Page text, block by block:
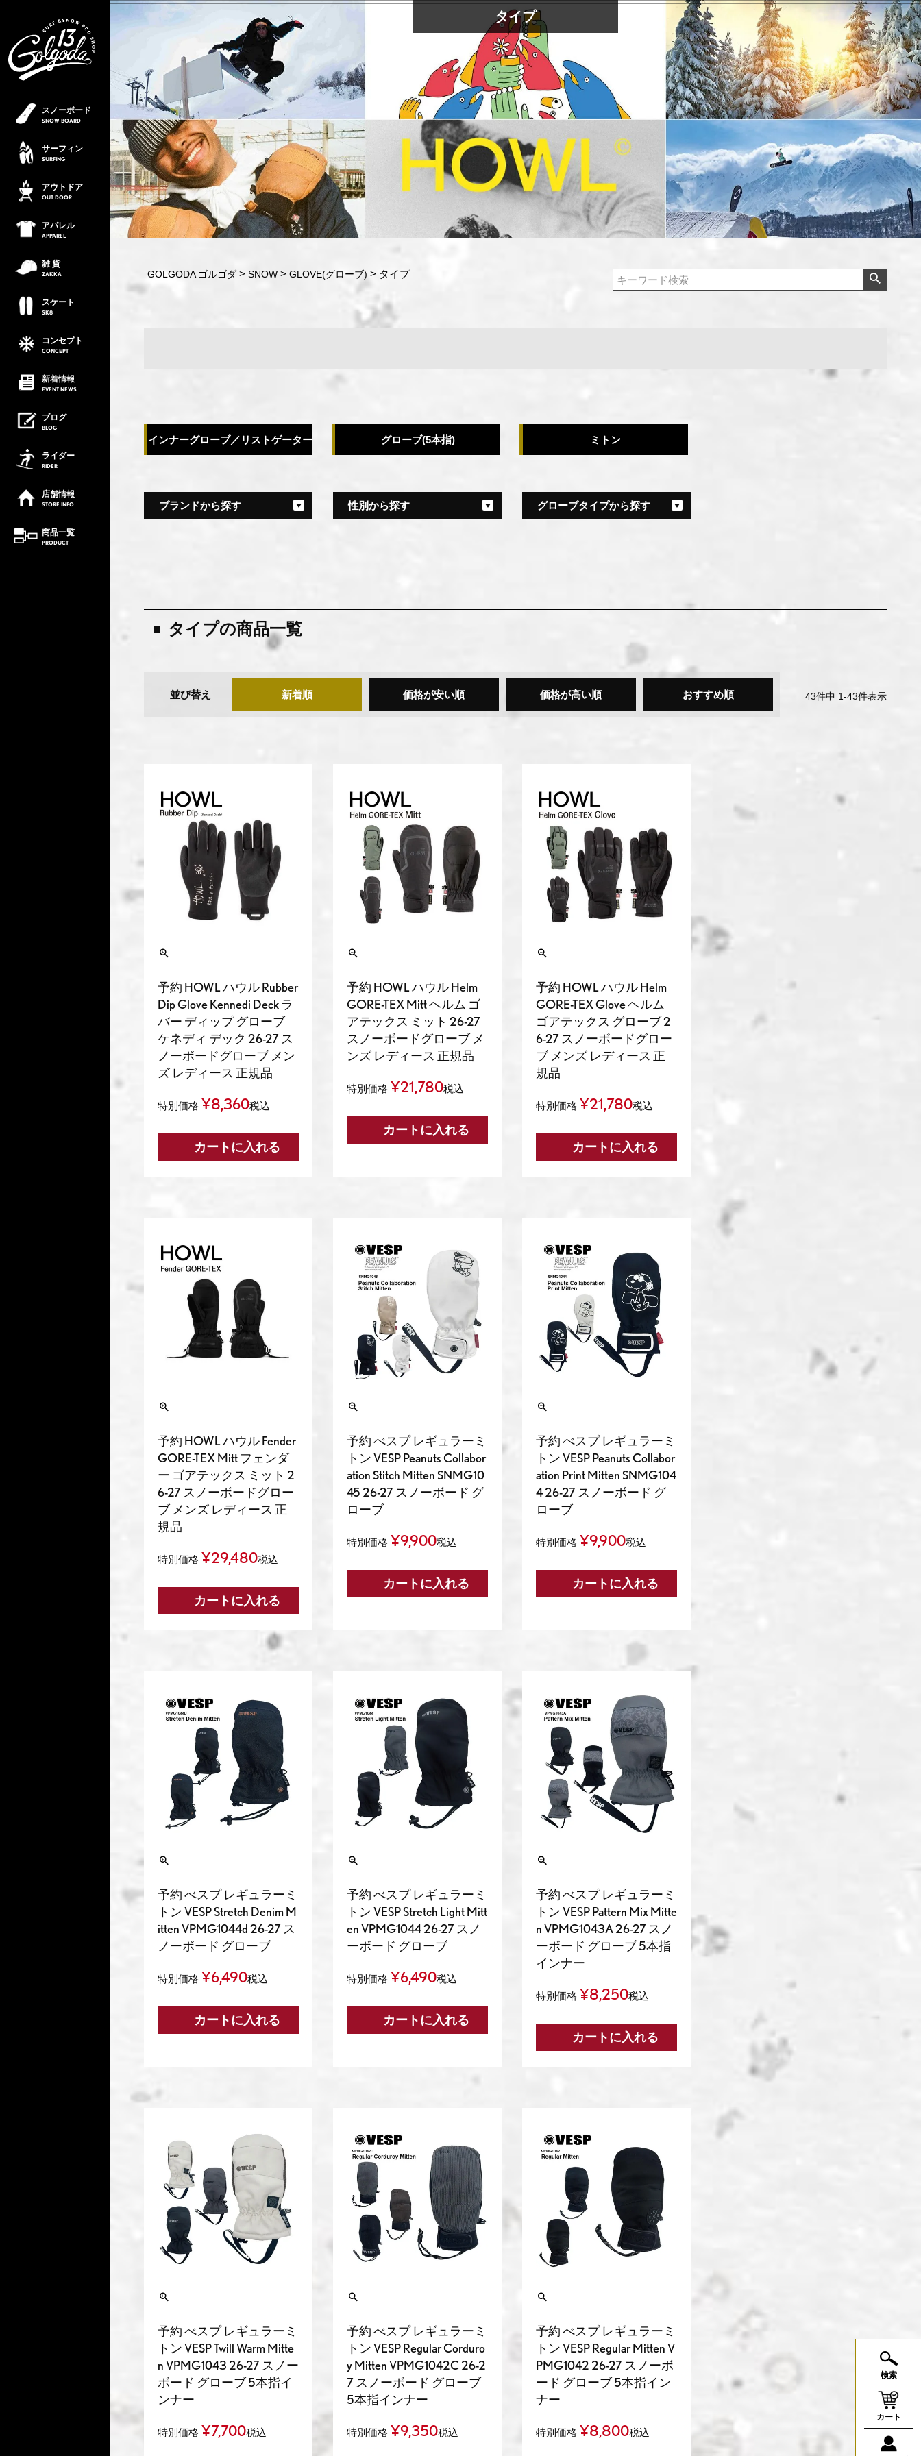
スノーボード
SNOW BOARD
サーフィン
SURFING
アウトドア
OUT DOOR
アパレル
APPAREL
雑 貨
ZAKKA
スケート
SK8
コンセプト
CONCEPT
新着情報
EVENT NEWS
ブログ
BLOG
ライダー
RIDER
店舗情報
STORE INFO
商品一覧
PRODUCT
タイプ
GOLGODA ゴルゴダ SNOW GLOVE(グローブ) タイプ
インナーグローブ／リストゲーター グローブ(5本指) ミトン
ブランドから探す 性別から探す グローブタイプから探す
タイプの商品一覧
並び替え 新着順 価格が安い順 価格が高い順 おすすめ順 43件中 1-43件表示
予約 HOWL ハウル Rubber
Dip Glove Kennedi Deck ラ
バー ディップ グローブ
ケネディ デック 26-27 ス
ノーボードグローブ メン
ズ レディース 正規品
特別価格 ¥8,360税込
カートに入れる
予約 HOWL ハウル Helm
GORE-TEX Mitt ヘルム ゴ
アテックス ミット 26-27
スノーボードグローブ メ
ンズ レディース 正規品
特別価格 ¥21,780税込
カートに入れる
予約 HOWL ハウル Helm
GORE-TEX Glove ヘルム
ゴアテックス グローブ 2
6-27 スノーボードグロー
ブ メンズ レディース 正
規品
特別価格 ¥21,780税込
カートに入れる
予約 HOWL ハウル Fender
GORE-TEX Mitt フェンダ
ー ゴアテックス ミット 2
6-27 スノーボードグロー
ブ メンズ レディース 正
規品
特別価格 ¥29,480税込
カートに入れる
予約 べスプ レギュラーミ
トン VESP Peanuts Collabor
ation Stitch Mitten SNMG10
45 26-27 スノーボード グ
ローブ
特別価格 ¥9,900税込
カートに入れる
予約 べスプ レギュラーミ
トン VESP Peanuts Collabor
ation Print Mitten SNMG104
4 26-27 スノーボード グ
ローブ
特別価格 ¥9,900税込
カートに入れる
予約 べスプ レギュラーミ
トン VESP Stretch Denim M
itten VPMG1044d 26-27 ス
ノーボード グローブ
特別価格 ¥6,490税込
カートに入れる
予約 べスプ レギュラーミ
トン VESP Stretch Light Mitt
en VPMG1044 26-27 スノ
ーボード グローブ
特別価格 ¥6,490税込
カートに入れる
予約 べスプ レギュラーミ
トン VESP Pattern Mix Mitte
n VPMG1043A 26-27 スノ
ーボード グローブ 5本指
インナー
特別価格 ¥8,250税込
カートに入れる
予約 べスプ レギュラーミ
トン VESP Twill Warm Mitte
n VPMG1043 26-27 スノー
ボード グローブ 5本指イ
ンナー
特別価格 ¥7,700税込
予約 べスプ レギュラーミ
トン VESP Regular Corduro
y Mitten VPMG1042C 26-2
7 スノーボード グローブ
5本指インナー
特別価格 ¥9,350税込
予約 べスプ レギュラーミ
トン VESP Regular Mitten V
PMG1042 26-27 スノーボ
ード グローブ 5本指イン
ナー
特別価格 ¥8,800税込
検索
カート